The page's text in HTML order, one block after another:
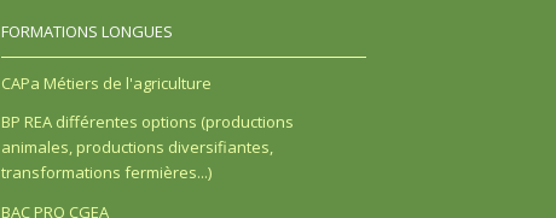
FORMATIONS LONGUES
CAPa Métiers de l'agriculture
BP REA différentes options (productions
animales, productions diversifiantes,
transformations fermières...)
BAC PRO CGEA